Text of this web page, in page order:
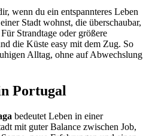
wenn du ein entspannteres Leben
Stadt wohnst, die überschaubar,
Strandtage oder größere
die Küste easy mit dem Zug. So
Alltag, ohne auf Abwechslung
Portugal
bedeutet Leben in einer
mit guter Balance zwischen Job,